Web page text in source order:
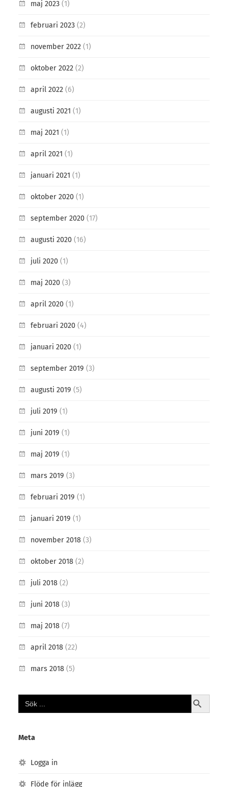
maj 2023(1)
februari 2023(2)
november 2022(1)
oktober 2022(2)
april 2022(6)
augusti 2021 (1)
maj 2021 (1)
april 2021 (1)
januari 2021 (1)
oktober 2020(1)
september 2020(17)
augusti 2020(16)
juli 2020(1)
maj 2020(3)
april 2020(1)
februari 2020(4)
januari 2020(1)
september 2019 (3)
augusti 2019 (5)
juli 2019 (1)
juni 2019 (1)
maj 2019 (1)
mars 2019 (3)
februari 2019 (1)
januari 2019 (1)
november 2018(3)
oktober 2018(2)
juli 2018(2)
juni 2018(3)
maj 2018(7)
april 2018(22)
mars 2018(5)
Sök
efter:
Meta
Logga in
Flöde för inlägg